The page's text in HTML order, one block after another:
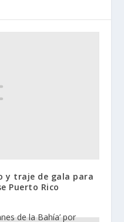
y traje de gala para
Puerto Rico